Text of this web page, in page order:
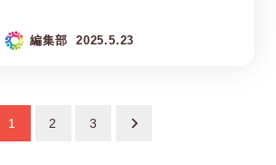
編集部 2025.5.23
1 2 3